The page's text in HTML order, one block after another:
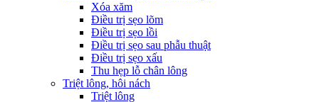
Xóa xăm
Điều trị sẹo lõm
Điều trị sẹo lồi
Điều trị sẹo sau phẫu thuật
Điều trị sẹo xấu
Thu hẹp lỗ chân lông
Triệt lông, hôi nách
Triệt lông